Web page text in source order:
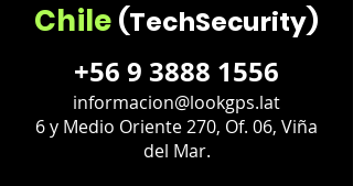
Chile (TechSecurity)
+56 9 3888 1556
informacion@lookgps.lat
6 y Medio Oriente 270, Of. 06, Viña
del Mar.